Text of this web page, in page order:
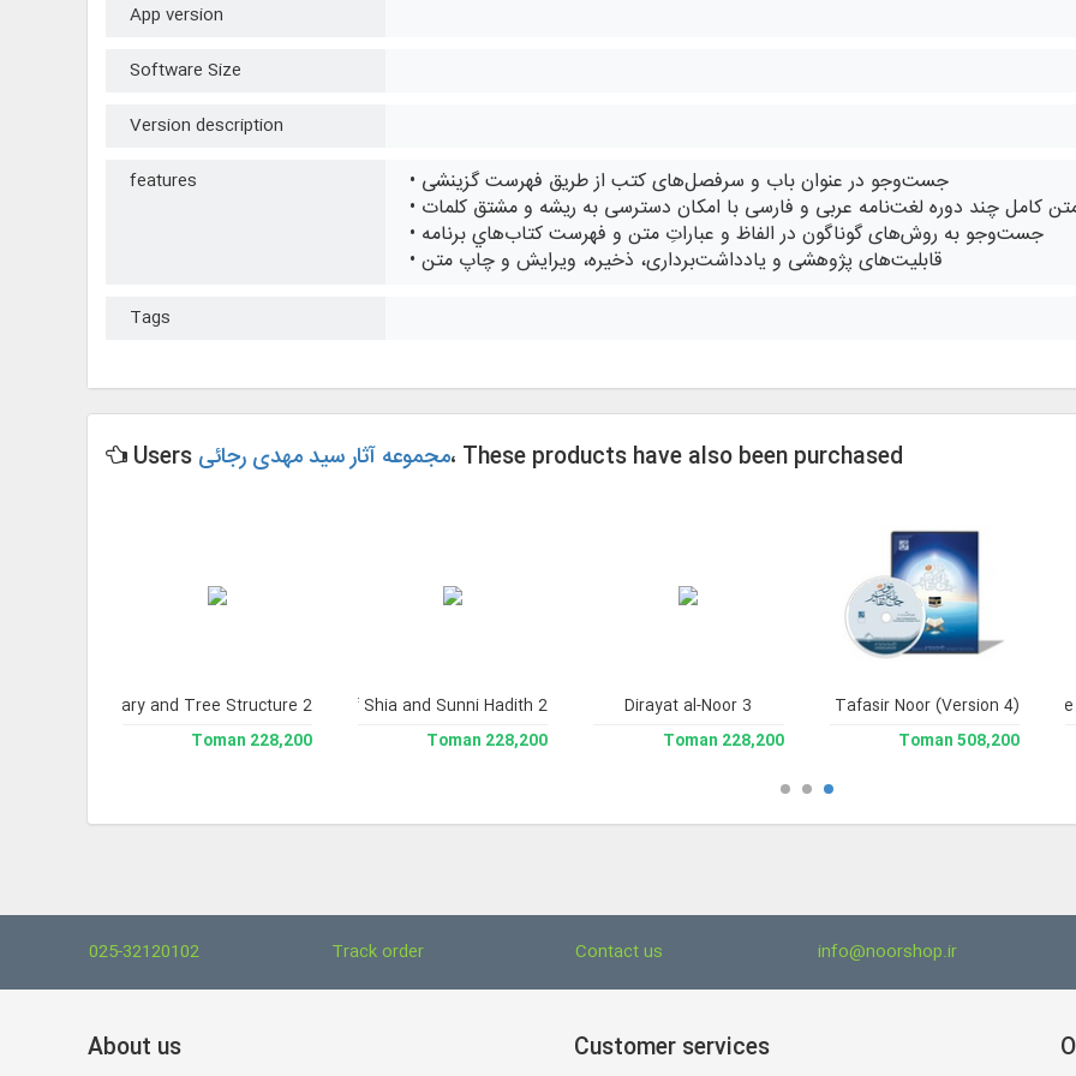
App version
Software Size
Version description
features
• جست‌وجو در عنوان باب و سرفصل‌های کتب از طریق فهرست گزینشی
متن کامل چند دوره لغت‌نامه عربی و فارسی با امکان دسترسی به ريشه و مشتق کلمات
• جست‌وجو به روش‌های گوناگون در الفاظ و عباراتِ متن و فهرست كتاب‌هاي برنامه
• قابليت‌های پژوهشی و يادداشت‌‌برداری، ذخيره، ويرايش و چاپ متن
Tags
Users مجموعه آثار سید مهدی رجائی، These products have also been purchased
Jami` Tafasir Noor (Version 4)
508,200 Toman
Dirayat al-Noor 3
228,200 Toman
Comprehensive Library of Shia and Sunni Hadith 2.
228,200 Toman
Theology Library and Tree Structure 2
228,200 Toman
025-32120102 Track order Contact us info@noorshop.ir
About us Customer services